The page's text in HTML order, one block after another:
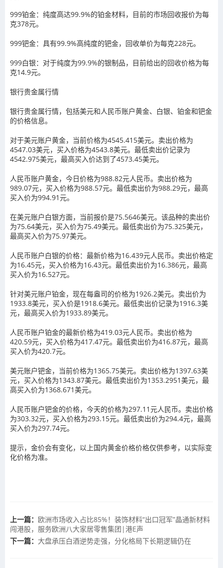
999铂金：纯度高达99.9%的铂金材料，目前的市场回收报价为每
克378元。
999钯金：具有99.9%高纯度的钯金，回收单价为每克228元。
999白银：对于纯度为99.9%的银制品，目前给出的回收价格为每
克14.9元。
银行贵金属行情
银行贵金属行情，包括美元和人民币账户黄金、白银、铂金和钯金
的价格信息。
对于美元账户黄金，当前价格为4545.415美元。卖出价格为
4547.03美元，买入价格为4543.8美元。最低卖出价记录为
4542.975美元，最高买入价达到了4573.45美元。
人民币账户黄金，今日价格为988.82元人民币。卖出价格为
989.07元，买入价格为988.57元。最低卖出价为988.29元，最高
买入价为994.91元。
在美元账户白银方面，当前报价是75.5646美元。该品种的卖出价
为75.64美元，买入价为75.49美元。最低卖出价为75.325美元，
最高买入价为75.97美元。
人民币账户白银的价格：最新价格为16.439元人民币。卖出价格定
为16.45元，买入价格为16.43元。最低卖出价为16.386元，最高
买入价为16.527元。
针对美元账户铂金，现在每盎司的价格为1926.2美元。卖出价为
1933.8美元，买入价是1918.6美元。最低卖出价记录为1916.3美
元，最高买入价为1933.89美元。
人民币账户铂金的最新价格为419.03元人民币。卖出价格为
420.59元，买入价格为417.47元。最低卖出价为416.87元，最高
买入价为420.7元。
美元账户钯金，当前价格为1365.75美元。卖出价格为1397.63美
元，买入价格为1343.87美元。最低卖出价为1353.2951美元，最
高买入价为1368.671美元。
人民币账户钯金的价格，今天的价格为297.11元人民币。卖出价格
为303.32元，买入价格为293.15元。最低卖出价为294.4元，最高
买入价为297.74元。
提示，金价会有变化，以上国内黄金价格价格仅供参考，以实际变
化价格为准。
上一篇： 欧洲市场收入占比85%！装饰材料“出口冠军”晶通新材料
闯港股，服务欧洲八大家居零售集团|港E声
下一篇： 大盘承压白酒逆势走强，分化格局下长期逻辑仍在